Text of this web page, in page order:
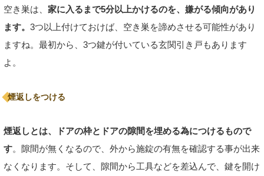
空き巣は、 家に入るまで5分以上かけるのを、嫌がる傾向があり
ます。 3つ以上付けておけば、空き巣を諦めさせる可能性があり
ますね。最初から、3つ鍵が付いている玄関引き戸もあります
よ。
煙返しをつける
煙返しとは、ドアの枠とドアの隙間を埋める為につけるもので
す。隙間が無くなるので、外から施錠の有無を確認する事が出来
なくなります。そして、隙間から工具などを差込んで、鍵を開け